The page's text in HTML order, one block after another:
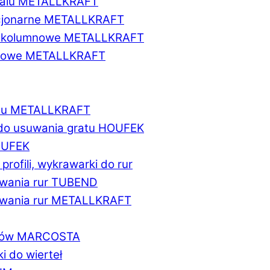
METALLKRAFT
METALLKRAFT
METALLKRAFT
METALLKRAFT
usuwania gratu HOUFEK
wykrawarki do rur
rur TUBEND
rur METALLKRAFT
MARCOSTA
do wierteł